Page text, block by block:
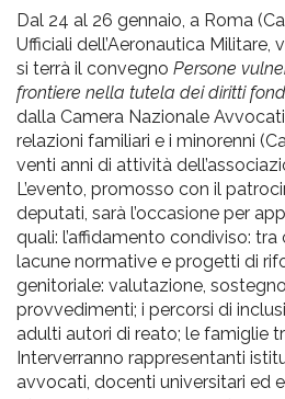
Dal 24 al 26 gennaio, a Roma
Ufficiali dell’Aeronautica Militare,
si terrà il convegno Persone
frontiere nella tutela dei diritti
dalla Camera Nazionale
relazioni familiari e i minorenni
venti anni di attività
L’evento, promosso con il
deputati, sarà l’occasione per
quali: l’affidamento condiviso:
lacune normative e progetti di
genitoriale: valutazione,
provvedimenti; i percorsi di
adulti autori di reato; le famiglie
Interverranno rappresentanti
avvocati, docenti universitari ed